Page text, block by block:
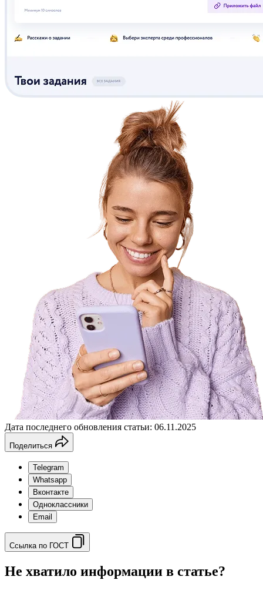
Дата последнего обновления статьи: 06.11.2025
Поделиться
Telegram
Whatsapp
Вконтакте
Одноклассники
Email
Ссылка по ГОСТ
Не хватило информации в статье?